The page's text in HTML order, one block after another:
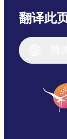
翻译此
English
English
English
Français